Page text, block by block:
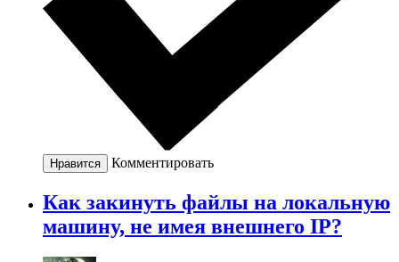
Нравится Комментировать
Как закинуть файлы на локальную
машину, не имея внешнего IP?